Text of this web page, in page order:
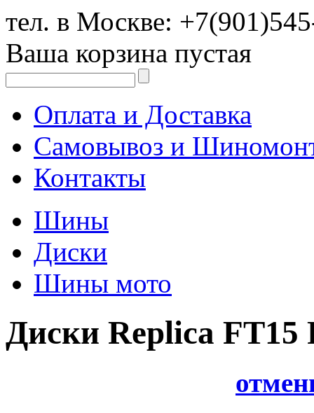
тел. в Москве:
Ваша корзина пустая
Оплата и Доставка
Самовывоз и
Контакты
Шины
Диски
Шины мото
Диски Replica FT15